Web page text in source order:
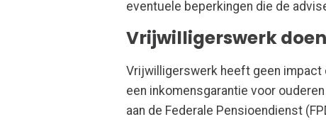
eventuele beperkingen die de
Vrijwilligerswerk
Vrijwilligerswerk heeft geen impact
een inkomensgarantie voor
aan de Federale Pensioendienst